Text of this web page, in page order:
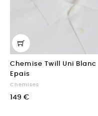
Chemise Twill Uni Blanc
Epais
Chemises
149 €